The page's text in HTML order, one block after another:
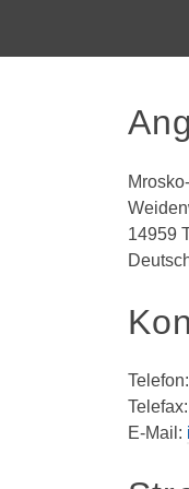
14959
E-Mail: